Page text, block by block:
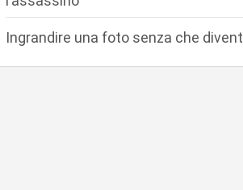
Ingrandire una foto senza che